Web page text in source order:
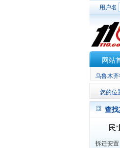
用户名
网站
乌鲁木
您的位
查找
拆迁安置